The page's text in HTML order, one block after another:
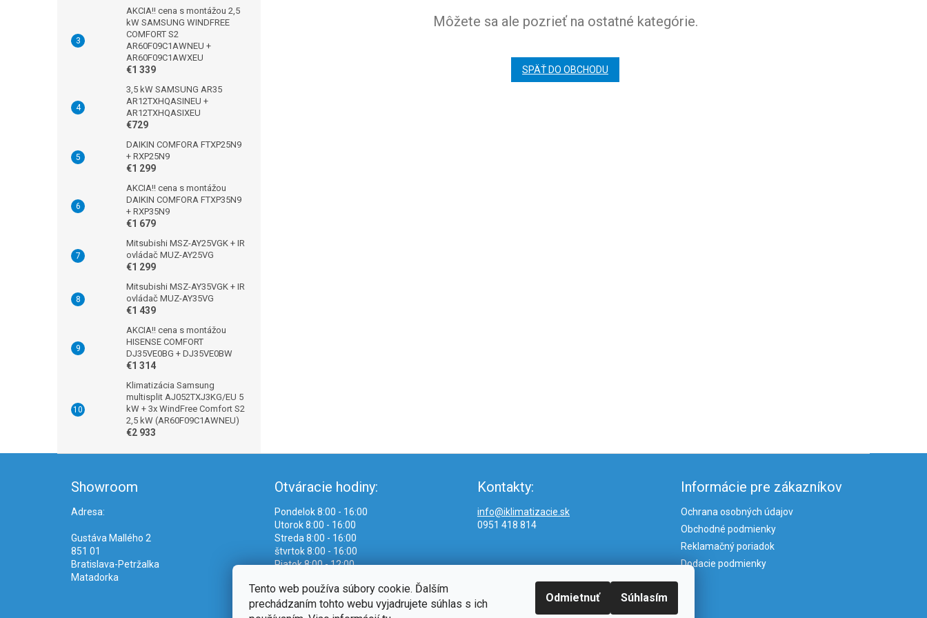
Tento web používa súbory cookie. Ďalším
prechádzaním tohto webu vyjadrujete súhlas s ich
Odmietnuť Súhlasím
AKCIA!! cena s montážou 2,5
kW SAMSUNG WINDFREE
COMFORT S2
AR60F09C1AWNEU +
AR60F09C1AWXEU
€1 339
3,5 kW SAMSUNG AR35
AR12TXHQASINEU +
AR12TXHQASIXEU
€729
DAIKIN COMFORA FTXP25N9
+ RXP25N9
€1 299
AKCIA!! cena s montážou
DAIKIN COMFORA FTXP35N9
+ RXP35N9
€1 679
Mitsubishi MSZ-AY25VGK + IR
ovládač MUZ-AY25VG
€1 299
Mitsubishi MSZ-AY35VGK + IR
ovládač MUZ-AY35VG
€1 439
AKCIA!! cena s montážou
HISENSE COMFORT
DJ35VE0BG + DJ35VE0BW
€1 314
Klimatizácia Samsung
multisplit AJ052TXJ3KG/EU 5
kW + 3x WindFree Comfort S2
2,5 kW (AR60F09C1AWNEU)
€2 933
Môžete sa ale pozrieť na ostatné kategórie.
SPÄŤ DO OBCHODU
Showroom
Adresa:
Gustáva Mallého 2
851 01
Bratislava-Petržalka
Matadorka
Otváracie hodiny:
Pondelok 8:00 - 16:00
Utorok 8:00 - 16:00
Streda 8:00 - 16:00
štvrtok 8:00 - 16:00
Piatok 8:00 - 12:00
Kontakty:
info@iklimatizacie.sk
0951 418 814
Informácie pre zákazníkov
Ochrana osobných údajov
Obchodné podmienky
Reklamačný poriadok
Dodacie podmienky